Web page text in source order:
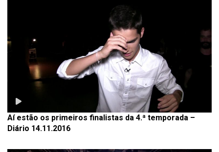
Aí estão os primeiros finalistas da 4.ª temporada –
Diário 14.11.2016